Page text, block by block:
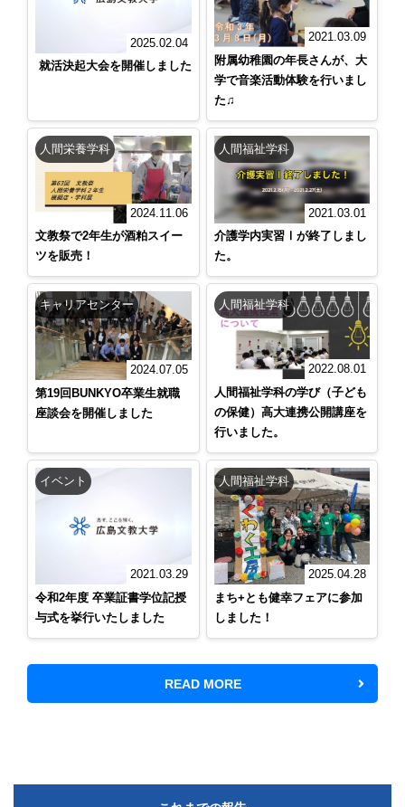
2025.02.04
就活決起大会を開催しました
2021.03.09
附属幼稚園の年長さんが、大
学で音楽活動体験を行いまし
た♫
人間栄養学科
2024.11.06
文教祭で2年生が酒粕スイー
ツを販売！
人間福祉学科
2021.03.01
介護学内実習Ⅰが終了しまし
た。
キャリアセンター
2024.07.05
第19回BUNKYO卒業生就職
座談会を開催しました
人間福祉学科
2022.08.01
人間福祉学科の学び（子ども
の保健）高大連携公開講座を
行いました。
イベント
2021.03.29
令和2年度 卒業証書学位記授
与式を挙行いたしました
人間福祉学科
2025.04.28
まち+とも健幸フェアに参加
しました！
READ MORE